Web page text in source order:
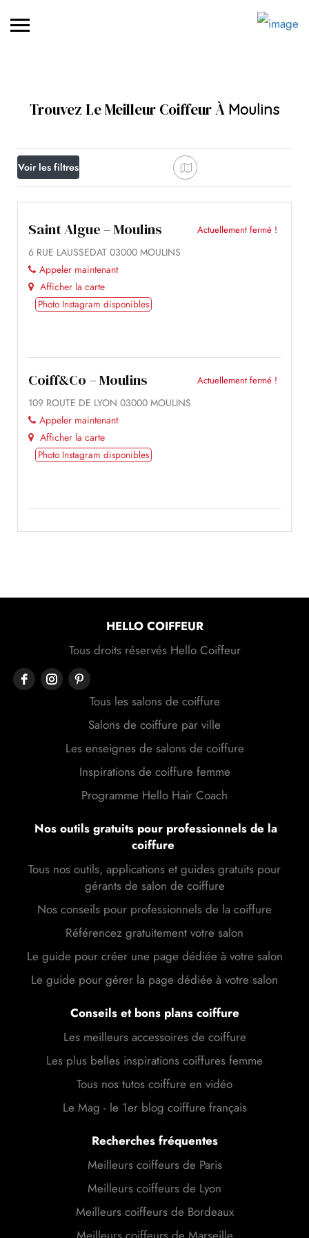
Trouvez Le Meilleur Coiffeur À Moulins
Voir les filtres
Saint Algue – Moulins
6 RUE LAUSSEDAT 03000 MOULINS
Appeler maintenant
Afficher la carte
Actuellement fermé !
Photo Instagram disponibles
Coiff&Co – Moulins
109 ROUTE DE LYON 03000 MOULINS
Appeler maintenant
Afficher la carte
Actuellement fermé !
Photo Instagram disponibles
HELLO COIFFEUR
Tous droits réservés Hello Coiffeur
Tous les salons de coiffure
Salons de coiffure par ville
Les enseignes de salons de coiffure
Inspirations de coiffure femme
Programme Hello Hair Coach
Nos outils gratuits pour professionnels de la
coiffure
Tous nos outils, applications et guides gratuits pour
gérants de salon de coiffure
Nos conseils pour professionnels de la coiffure
Référencez gratuitement votre salon
Le guide pour créer une page dédiée à votre salon
Le guide pour gérer la page dédiée à votre salon
Conseils et bons plans coiffure
Les meilleurs accessoires de coiffure
Les plus belles inspirations coiffures femme
Tous nos tutos coiffure en vidéo
Le Mag - le 1er blog coiffure français
Recherches fréquentes
Meilleurs coiffeurs de Paris
Meilleurs coiffeurs de Lyon
Meilleurs coiffeurs de Bordeaux